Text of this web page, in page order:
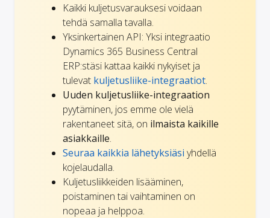
Kaikki kuljetusvarauksesi voidaan
tehdä samalla tavalla.
Yksinkertainen API: Yksi integraatio
Dynamics 365 Business Central
ERP:stäsi kattaa kaikki nykyiset ja
tulevat kuljetusliike-integraatiot.
Uuden kuljetusliike-integraation
pyytäminen, jos emme ole vielä
rakentaneet sitä, on ilmaista kaikille
asiakkaille.
Seuraa kaikkia lähetyksiäsi yhdellä
kojelaudalla.
Kuljetusliikkeiden lisääminen,
poistaminen tai vaihtaminen on
nopeaa ja helppoa.